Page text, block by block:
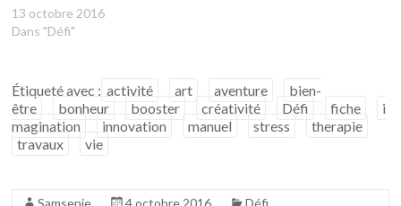
13 octobre 2016
Dans "Défi"
Étiqueté avec : activité art aventure
bien-
être
bonheur booster créativité Défi fiche
i
magination
innovation manuel stress
therapie
travaux
vie